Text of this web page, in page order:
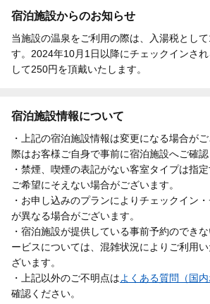
宿泊施設からのお知らせ
当施設の温泉をご利用の際は、入湯税とし
す。2024年10月1日以降にチェックインさ
して250円を頂戴いたします。
宿泊施設情報について
・上記の宿泊施設情報は変更になる場合が
際はお客様ご自身で事前に宿泊施設へご確認
・禁煙、喫煙の表記がない客室タイプは指定
ご希望にそえない場合がございます。
・お申し込みのプランによりチェックイン
が異なる場合がございます。
・宿泊施設が提供している事前予約のでき
ービスについては、混雑状況によりご利用
ざいます。
・上記以外のご不明点はよくある質問（国内
確認ください。